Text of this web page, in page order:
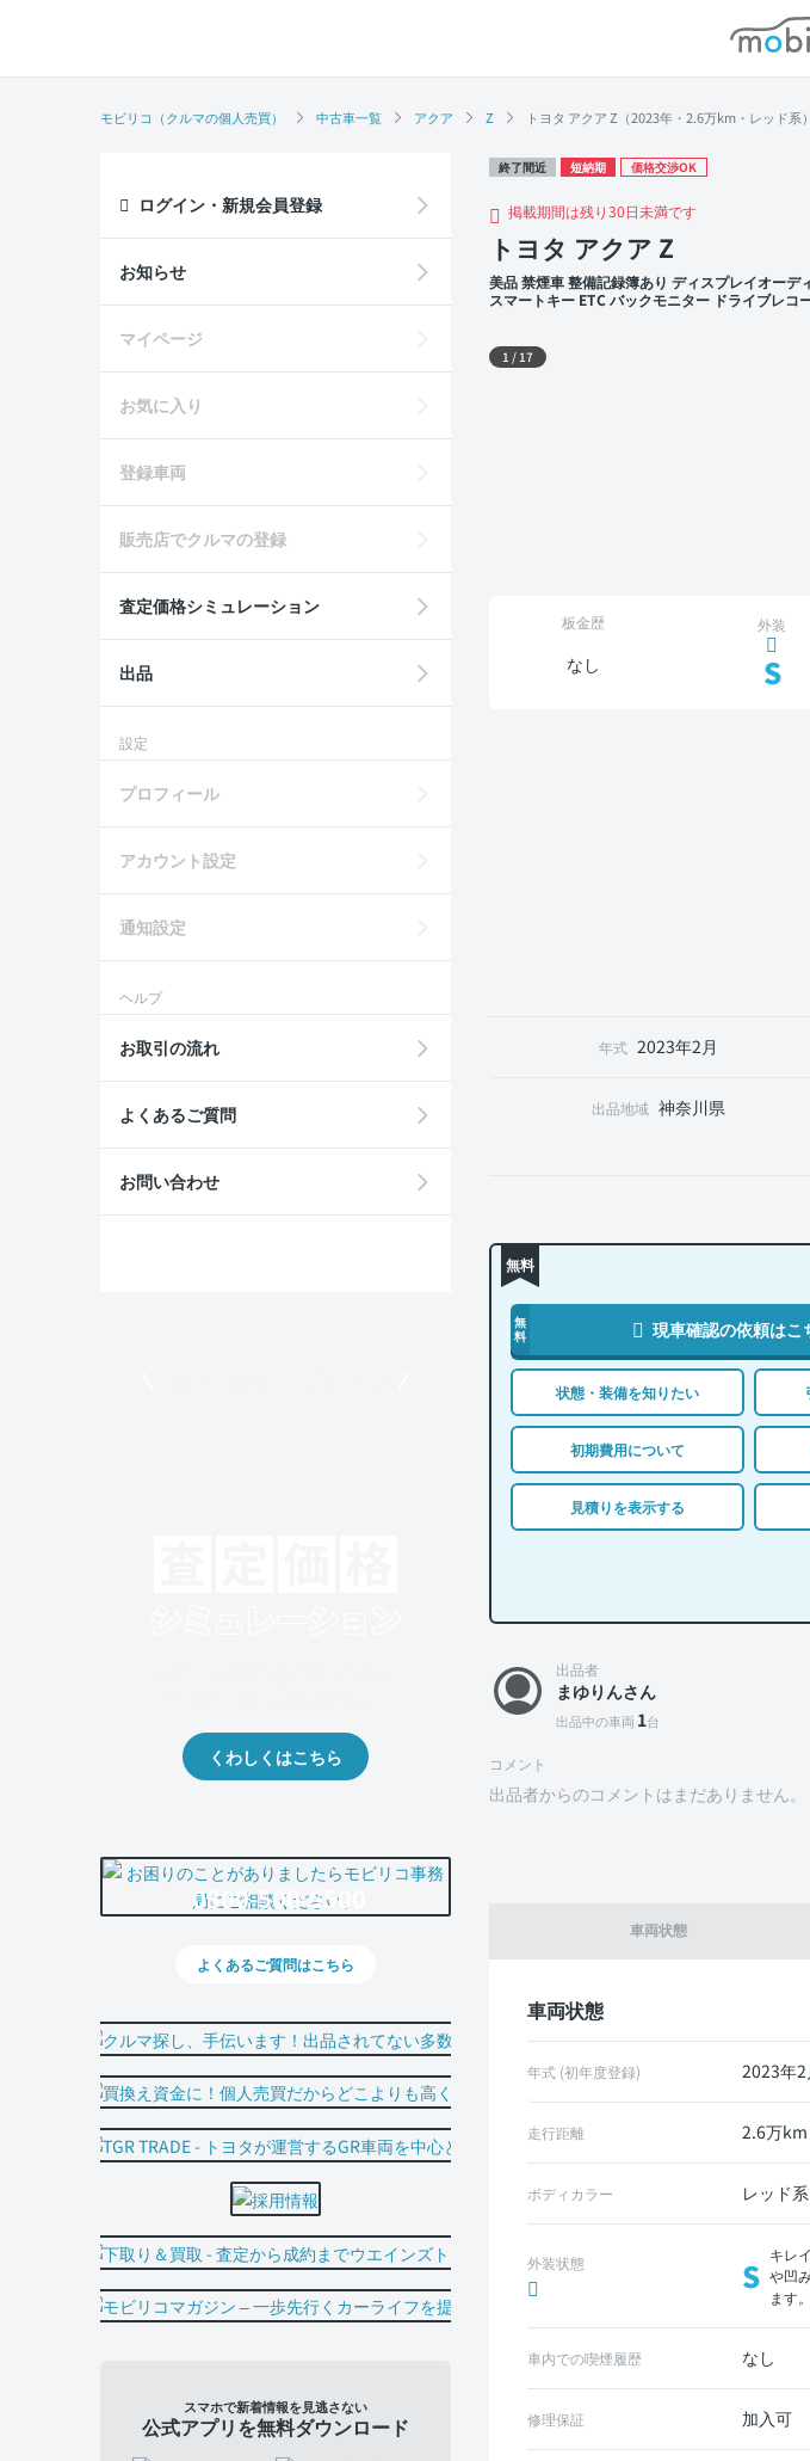
モビリコ（クルマの個人売買） 中古車一覧 アクア Z トヨタ アクア Z（2023年・2.6万km・レッド系）
終了間近 短納期 価格交渉OK
掲載期間は残り30日未満です
トヨタ アクア Z
美品 禁煙車 整備記録簿あり ディスプレイオーデ
スマートキー ETC バックモニター ドライブレコ
外装 左前
1 /17
板金歴
なし
外装
S
年式 2023年2月
出品地域 神奈川県
無料
無
料
現車確認の依頼はこ
状態・装備を知りたい
初期費用について
見積りを表示する
車両状態
車両状態
年式 (初年度登録) 2023年2
走行距離 2.6万km
ボディカラー レッド系
外装状態 S
キレ
や凹
ます。
車内での喫煙履歴 なし
修理保証 加入可
出品者
まゆりんさん
出品中の車両 1台
コメント
出品者からのコメントはまだありません。
ログイン・新規会員登録
お知らせ
マイページ
お気に入り
登録車両
販売店でクルマの登録
査定価格シミュレーション
出品
設定
プロフィール
アカウント設定
通知設定
ヘルプ
お取引の流れ
よくあるご質問
お問い合わせ
くわしくはこちら
0800-500-5500
よくあるご質問はこちら
スマホで新着情報を見逃さない
公式アプリを無料ダウンロード